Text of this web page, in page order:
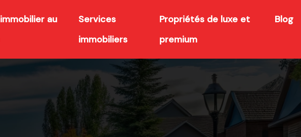
au
Services
immobiliers
Propriétés de luxe et
premium
Blog